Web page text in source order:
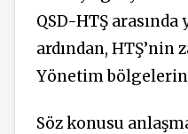
QSD-HTŞ
ardından,
Yönetim
Söz konusu